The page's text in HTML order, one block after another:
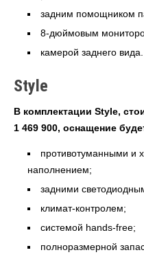
задним помощником
8-дюймовым
камерой заднего вида.
Style
В комплектации Style,
1 469 900, оснащение
противотуманными и
наполнением;
задними
климат-контролем;
системой hands-free;
полноразмерной